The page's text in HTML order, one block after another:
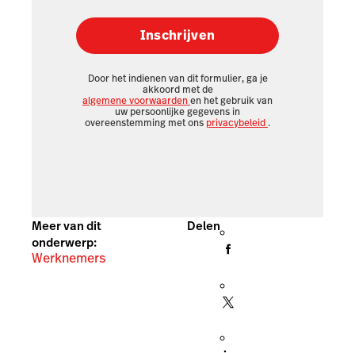
Inschrijven
Door het indienen van dit formulier, ga je
akkoord met de
algemene voorwaardenen het gebruik van
uw persoonlijke gegevens in
overeenstemming met ons privacybeleid .
Meer van dit
onderwerp:
Werknemers
Delen